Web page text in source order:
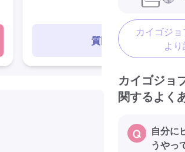
質問する
カイゴジ
よ
カイゴジョ
関するよく
自分に
うやっ